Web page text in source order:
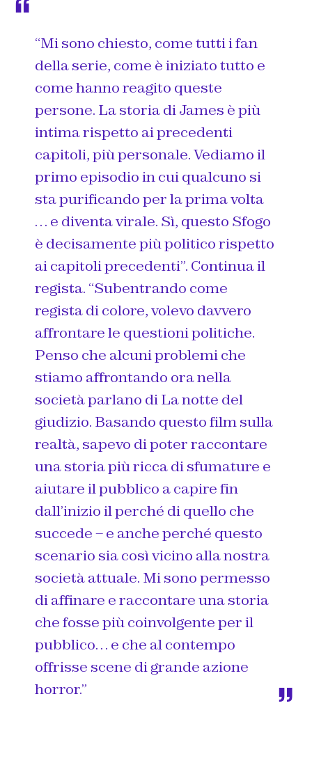
“Mi sono chiesto, come tutti i fan
della serie, come è iniziato tutto e
come hanno reagito queste
persone. La storia di James è più
intima rispetto ai precedenti
capitoli, più personale. Vediamo il
primo episodio in cui qualcuno si
sta purificando per la prima volta
… e diventa virale. Sì, questo Sfogo
è decisamente più politico rispetto
ai capitoli precedenti”. Continua il
regista. “Subentrando come
regista di colore, volevo davvero
affrontare le questioni politiche.
Penso che alcuni problemi che
stiamo affrontando ora nella
società parlano di La notte del
giudizio. Basando questo film sulla
realtà, sapevo di poter raccontare
una storia più ricca di sfumature e
aiutare il pubblico a capire fin
dall’inizio il perché di quello che
succede – e anche perché questo
scenario sia così vicino alla nostra
società attuale. Mi sono permesso
di affinare e raccontare una storia
che fosse più coinvolgente per il
pubblico… e che al contempo
offrisse scene di grande azione
horror.”